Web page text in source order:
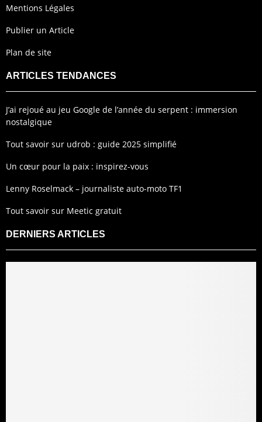
Mentions Légales
Publier un Article
Plan de site
ARTICLES TENDANCES
J’ai rejoué au jeu Google de l’année du serpent : immersion
nostalgique
Tout savoir sur udrob : guide 2025 simplifié
Un cœur pour la paix : inspirez-vous
Lenny Roselmack – journaliste auto-moto TF1
Tout savoir sur Meetic gratuit
DERNIERS ARTICLES